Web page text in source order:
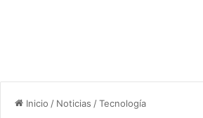
Inicio / Noticias /Tecnología